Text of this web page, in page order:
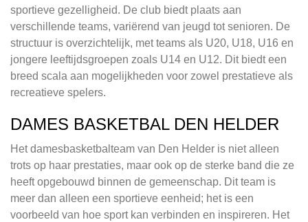
sportieve gezelligheid. De club biedt plaats aan
verschillende teams, variërend van jeugd tot senioren. De
structuur is overzichtelijk, met teams als U20, U18, U16 en
jongere leeftijdsgroepen zoals U14 en U12. Dit biedt een
breed scala aan mogelijkheden voor zowel prestatieve als
recreatieve spelers.
DAMES BASKETBAL DEN HELDER
Het damesbasketbalteam van Den Helder is niet alleen
trots op haar prestaties, maar ook op de sterke band die ze
heeft opgebouwd binnen de gemeenschap. Dit team is
meer dan alleen een sportieve eenheid; het is een
voorbeeld van hoe sport kan verbinden en inspireren. Het